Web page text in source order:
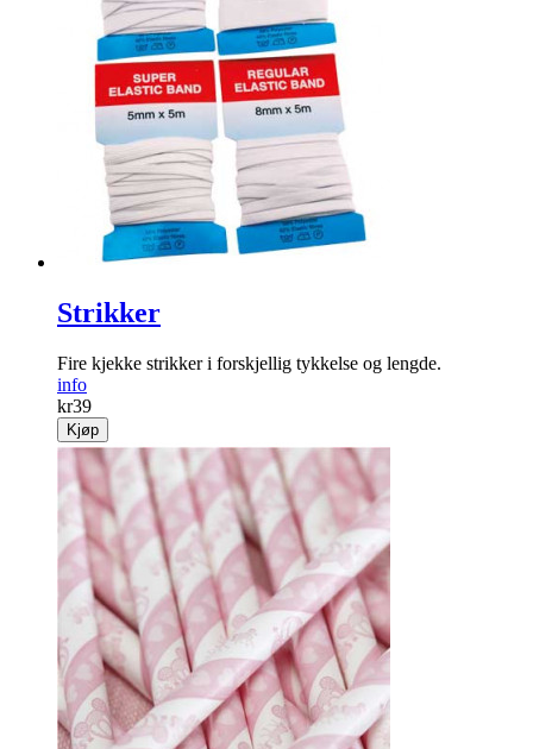
Strikker
Fire kjekke strikker i forskjellig tykkelse og lengde.
info
kr39
Kjøp